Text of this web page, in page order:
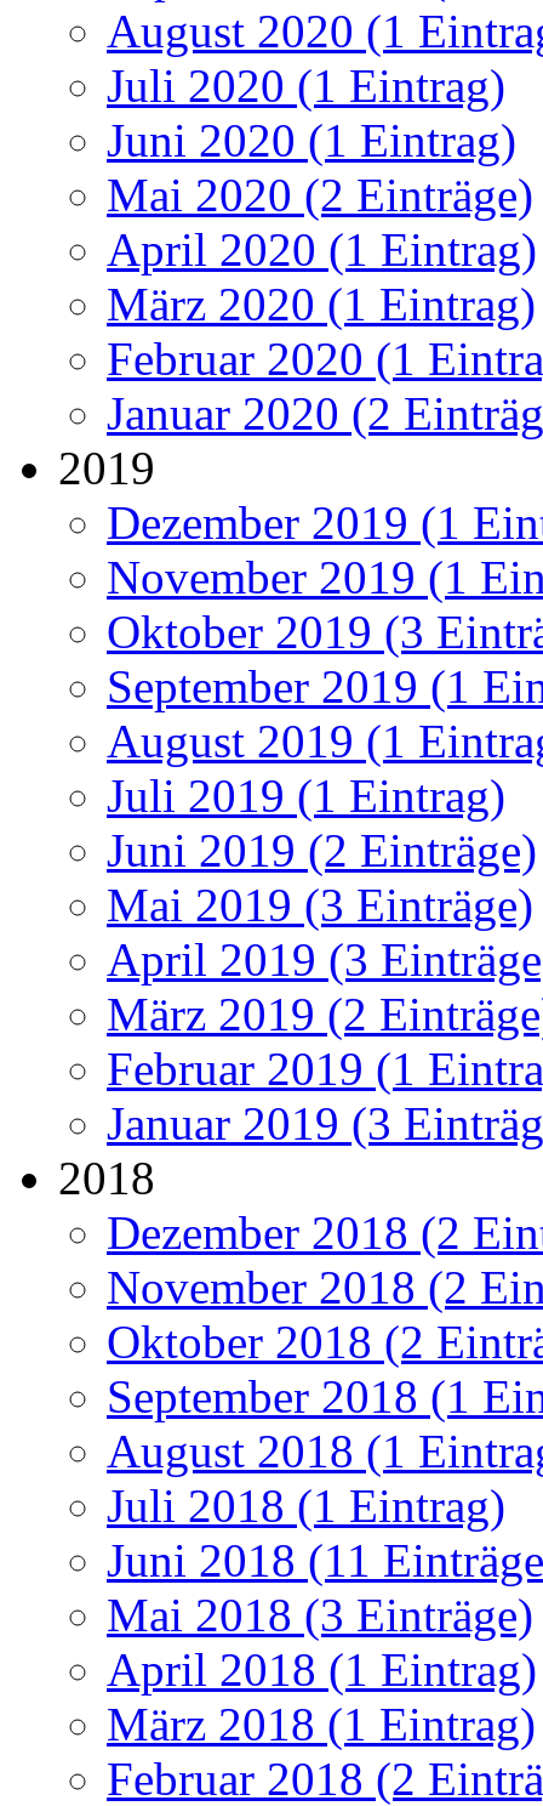
August 2020 (1
Juli 2020 (1 Eintrag)
Juni 2020 (1 Eintrag)
Mai 2020 (2 Einträge)
April 2020 (1 Eintrag)
März 2020 (1 Eintrag)
Februar 2020 (1
Januar 2020 (2
2019
Dezember 2019 (1
November 2019 (1
Oktober 2019 (3
September 2019 (1
August 2019 (1
Juli 2019 (1 Eintrag)
Juni 2019 (2 Einträge)
Mai 2019 (3 Einträge)
April 2019 (3
März 2019 (2
Februar 2019 (1
Januar 2019 (3
2018
Dezember 2018 (2
November 2018 (2
Oktober 2018 (2
September 2018 (1
August 2018 (1
Juli 2018 (1 Eintrag)
Juni 2018 (11
Mai 2018 (3 Einträge)
April 2018 (1 Eintrag)
März 2018 (1 Eintrag)
Februar 2018 (2